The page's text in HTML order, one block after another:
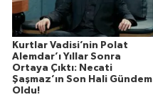
Kurtlar Vadisi’nin Polat
Alemdar’ı Yıllar Sonra
Ortaya Çıktı: Necati
Şaşmaz’ın Son Hali Gündem
Oldu!